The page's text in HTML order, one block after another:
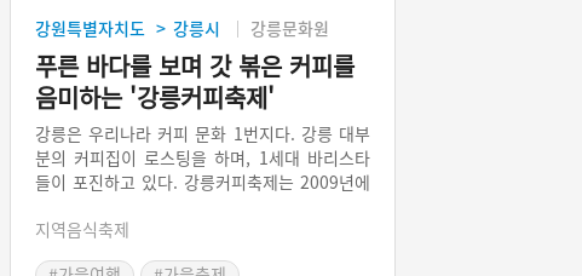
강원특별자치도 > 강릉시 강릉문화원
푸른 바다를 보며 갓 볶은 커피를
음미하는 '강릉커피축제'
강릉은 우리나라 커피 문화 1번지다. 강릉 대부
분의 커피집이 로스팅을 하며, 1세대 바리스타
들이 포진하고 있다. 강릉커피축제는 2009년에
된다. 가을 바다를 바라보며 갓 볶은 고급 커피
지역음식축제